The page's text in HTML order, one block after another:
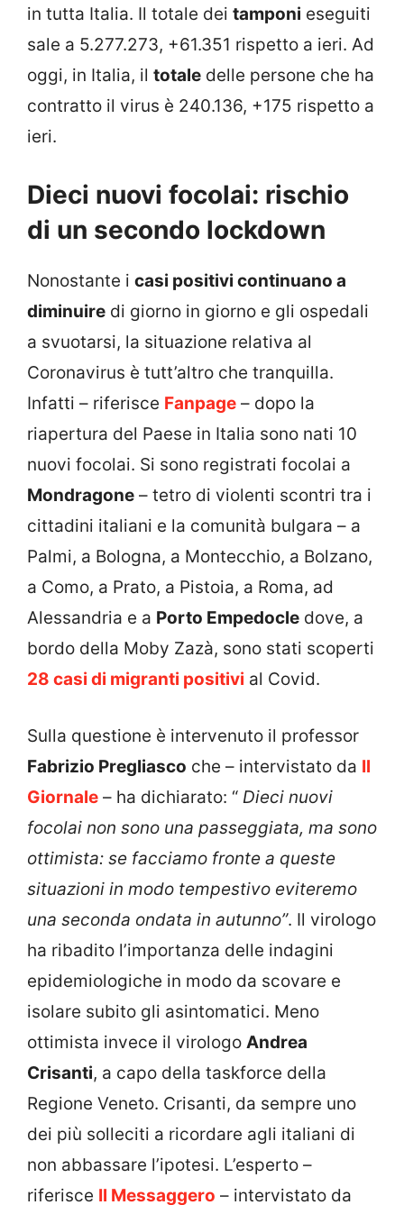
in tutta Italia. Il totale dei tamponi eseguiti
sale a 5.277.273, +61.351 rispetto a ieri. Ad
oggi, in Italia, il totale delle persone che ha
contratto il virus è 240.136, +175 rispetto a
ieri.
Dieci nuovi focolai: rischio
di un secondo lockdown
Nonostante i casi positivi continuano a
diminuire di giorno in giorno e gli ospedali
a svuotarsi, la situazione relativa al
Coronavirus è tutt’altro che tranquilla.
Infatti – riferisce Fanpage – dopo la
riapertura del Paese in Italia sono nati 10
nuovi focolai. Si sono registrati focolai a
Mondragone – tetro di violenti scontri tra i
cittadini italiani e la comunità bulgara – a
Palmi, a Bologna, a Montecchio, a Bolzano,
a Como, a Prato, a Pistoia, a Roma, ad
Alessandria e a Porto Empedocle dove, a
bordo della Moby Zazà, sono stati scoperti
28 casi di migranti positivi al Covid.
Sulla questione è intervenuto il professor
Fabrizio Pregliasco che – intervistato da Il
Giornale – ha dichiarato: “ Dieci nuovi
focolai non sono una passeggiata, ma sono
ottimista: se facciamo fronte a queste
situazioni in modo tempestivo eviteremo
una seconda ondata in autunno”. Il virologo
ha ribadito l’importanza delle indagini
epidemiologiche in modo da scovare e
isolare subito gli asintomatici. Meno
ottimista invece il virologo Andrea
Crisanti, a capo della taskforce della
Regione Veneto. Crisanti, da sempre uno
dei più solleciti a ricordare agli italiani di
non abbassare l’ipotesi. L’esperto –
riferisce Il Messaggero – intervistato da